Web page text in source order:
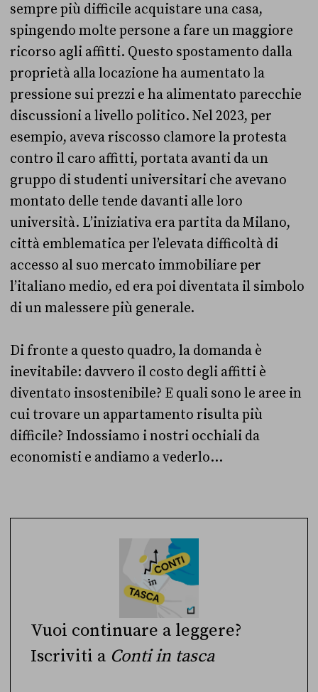
sempre più difficile acquistare una casa,
spingendo molte persone a fare un maggiore
ricorso agli affitti. Questo spostamento dalla
proprietà alla locazione ha aumentato la
pressione sui prezzi e ha alimentato parecchie
discussioni a livello politico. Nel 2023, per
esempio, aveva riscosso clamore la protesta
contro il caro affitti, portata avanti da un
gruppo di studenti universitari che avevano
montato delle tende davanti alle loro
università. L’iniziativa era partita da Milano,
città emblematica per l’elevata difficoltà di
accesso al suo mercato immobiliare per
l’italiano medio, ed era poi diventata il simbolo
di un malessere più generale.
Di fronte a questo quadro, la domanda è
inevitabile: davvero il costo degli affitti è
diventato insostenibile? E quali sono le aree in
cui trovare un appartamento risulta più
difficile? Indossiamo i nostri occhiali da
economisti e andiamo a vederlo…
Vuoi continuare a leggere?
Iscriviti a Conti in tasca